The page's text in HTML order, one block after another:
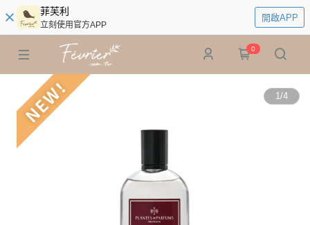
菲芙利
立刻使用官方APP
開啟APP
0
1/4